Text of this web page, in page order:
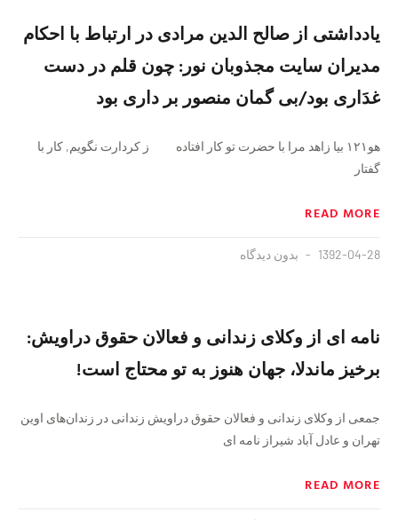
یادداشتی از صالح الدین مرادی در ارتباط با احکام
مدیران سایت مجذوبان نور: چون قلم در دست
غدَاری بود/بی گمان منصور بر داری بود
هو۱۲۱ بیا زاهد مرا با حضرت تو کار افتاده ز کردارت نگویم, کار با
گفتار
READ MORE
1392-04-28 بدون دیدگاه
نامه ‌ای از وکلای زندانی و فعالان حقوق دراویش:
برخیز ماندلا، جهان هنوز به تو محتاج است!
جمعی از وکلای زندانی و فعالان حقوق دراویش زندانی در زندان‌های اوین
تهران و عادل آباد شیراز نامه ای
READ MORE